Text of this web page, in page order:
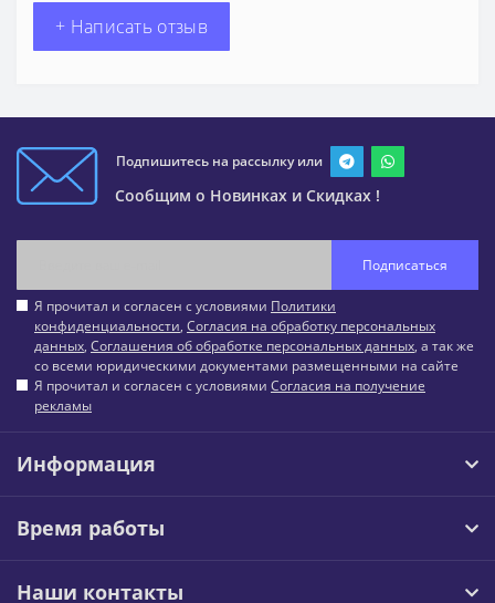
+ Написать отзыв
Подпишитесь на рассылку или
Сообщим о Новинках и Скидках !
Подписаться
Я прочитал и согласен с условиями Политики
конфиденциальности, Согласия на обработку персональных
данных, Соглашения об обработке персональных данных, а так же
со всеми юридическими документами размещенными на сайте
Я прочитал и согласен с условиями Согласия на получение
рекламы
Информация
Время работы
Наши контакты